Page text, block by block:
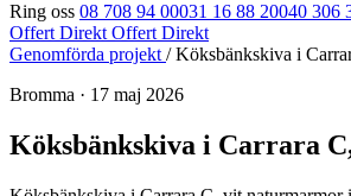
Ring oss 08 708 94 00031 16 88 20040 306
Offert Direkt Offert Direkt
Genomförda projekt / Köksbänkskiva i
Bromma · 17 maj 2026
Köksbänkskiva i Carrara